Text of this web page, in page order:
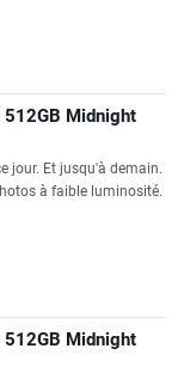
Midnight
jour. Et jusqu'à demain.
à faible luminosité.
Midnight